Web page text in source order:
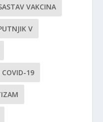
VAKCINA
V
COVID-19